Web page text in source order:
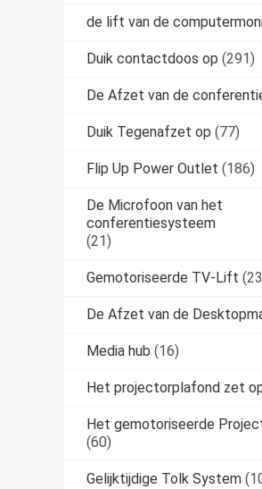
de lift van de
Duik contactdoos op (291)
De Afzet van de
Duik Tegenafzet op (77)
Flip Up Power Outlet (186)
De Microfoon van het
conferentiesysteem
(21)
Gemotoriseerde TV-Lift
De Afzet van de
Media hub (16)
Het projectorplafond zet
Het gemotoriseerde
(60)
Gelijktijdige Tolk System